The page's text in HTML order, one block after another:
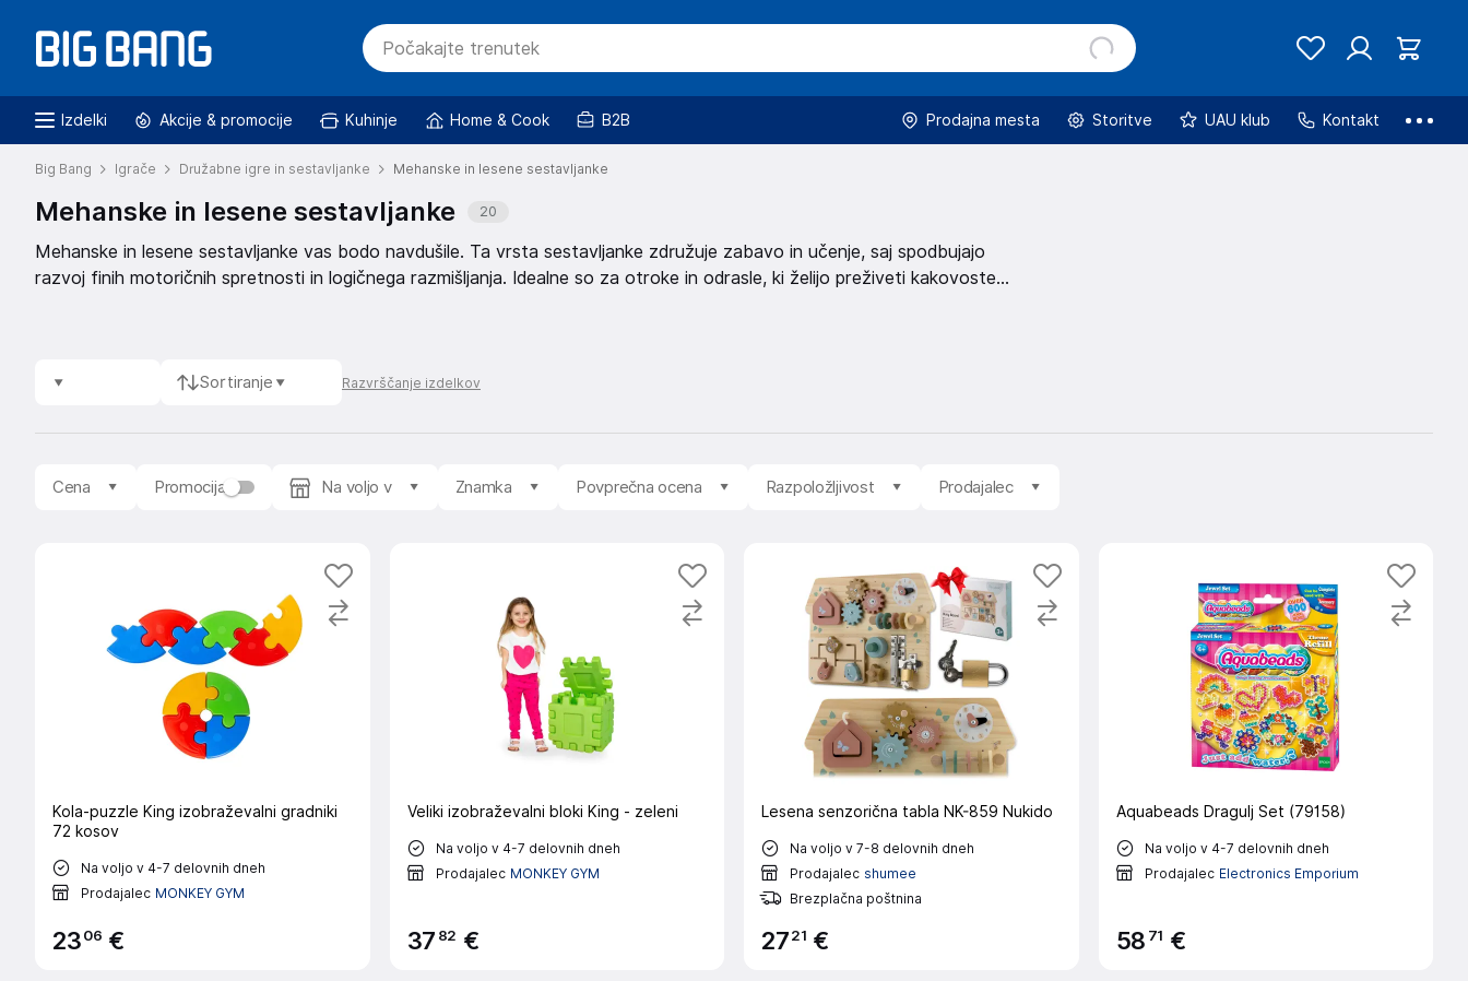
Izdelki Akcije & promocije Kuhinje Home & Cook B2B Prodajna mesta Storitve UAU klub Kontakt
Big Bang Igrače Družabne igre in sestavljanke Mehanske in lesene sestavljanke
Mehanske in lesene sestavljanke 20
Mehanske in lesene sestavljanke vas bodo navdušile. Ta vrsta sestavljanke združuje zabavo in učenje, saj spodbujajo
razvoj finih motoričnih spretnosti in logičnega razmišljanja. Idealne so za otroke in odrasle, ki želijo preživeti kakovosten
Sortiranje Razvrščanje izdelkov
Cena Promocija Na voljo v Znamka Povprečna ocena Razpoložljivost Prodajalec
Kola-puzzle King izobraževalni gradniki
72 kosov
Na voljo v 4-7 delovnih dneh
Prodajalec MONKEY GYM
2306 €
Veliki izobraževalni bloki King - zeleni
Na voljo v 4-7 delovnih dneh
Prodajalec MONKEY GYM
37 82 €
Lesena senzorična tabla NK-859 Nukido
Na voljo v 7-8 delovnih dneh
Prodajalec shumee
Brezplačna poštnina
2721 €
Aquabeads Dragulj Set (79158)
Na voljo v 4-7 delovnih dneh
Prodajalec Electronics Emporium
58 71 €